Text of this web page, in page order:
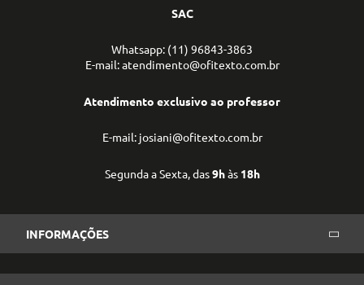
SAC
Whatsapp: (11) 96843-3863
E-mail: atendimento@ofitexto.com.br
Atendimento exclusivo ao professor
E-mail: josiani@ofitexto.com.br
Segunda a Sexta, das9hàs 18h
INFORMAÇÕES